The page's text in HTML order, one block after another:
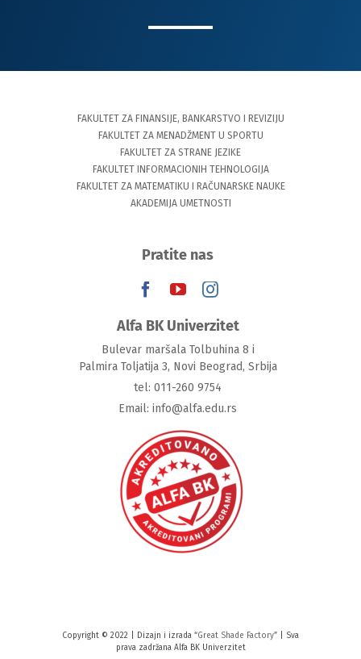
FAKULTET ZA FINANSIJE, BANKARSTVO I REVIZIJU
FAKULTET ZA MENADŽMENT U SPORTU
FAKULTET ZA STRANE JEZIKE
FAKULTET INFORMACIONIH TEHNOLOGIJA
FAKULTET ZA MATEMATIKU I RAČUNARSKE NAUKE
AKADEMIJA UMETNOSTI
Pratite nas
Alfa BK Univerzitet
Bulevar maršala Tolbuhina 8 i
Palmira Toljatija 3, Novi Beograd, Srbija
tel: 011-260 9754
Email: info@alfa.edu.rs
Copyright © 2022 | Dizajn i izrada “Great Shade Factory” | Sva
prava zadržana Alfa BK Univerzitet